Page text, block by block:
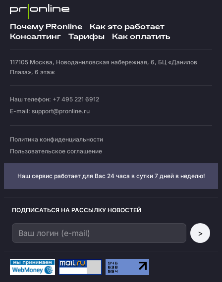
Почему PRonline
Как это работает
Консалтинг
Тарифы Как оплатить
117105 Москва, Новоданиловская набережная, 6, БЦ «Данилов
Плаза», 6 этаж
Наш телефон: +7 495 221 6912
E-mail: support@pronline.ru
Политика конфиденциальности
Пользовательское соглашение
Наш сервис работает для Вас 24 часа в сутки 7 дней в неделю!
ПОДПИСАТЬСЯ НА РАССЫЛКУ НОВОСТЕЙ